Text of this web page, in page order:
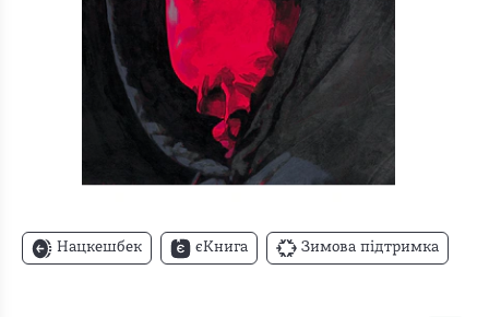
Нацкешбек єКнига Зимова підтримка